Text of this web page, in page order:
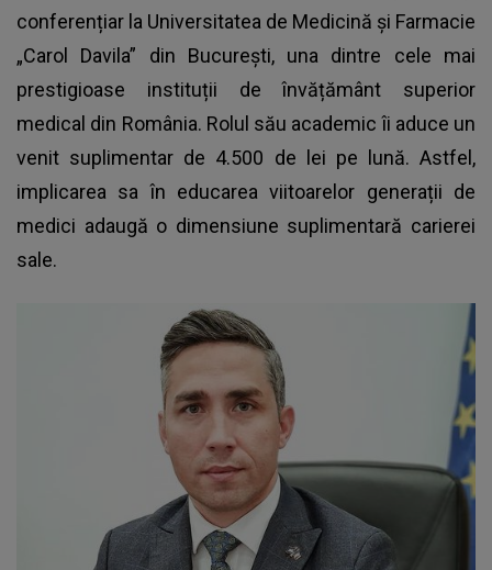
conferențiar la Universitatea de Medicină și Farmacie
„Carol Davila” din București, una dintre cele mai
prestigioase instituții de învățământ superior
medical din România. Rolul său academic îi aduce un
venit suplimentar de 4.500 de lei pe lună. Astfel,
implicarea sa în educarea viitoarelor generații de
medici adaugă o dimensiune suplimentară carierei
sale.